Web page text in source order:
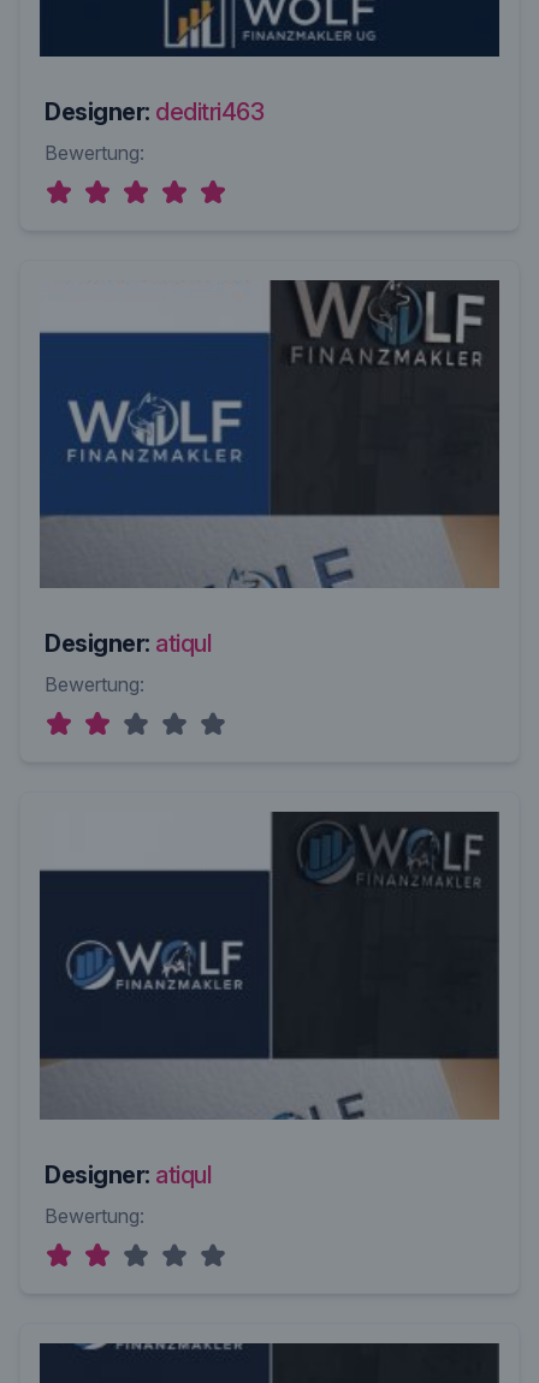
Designer: deditri463
Bewertung:
Designer: atiqul
Bewertung:
Designer: atiqul
Bewertung: